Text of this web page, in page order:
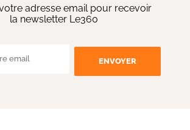
adresse email pour recevoir
la newsletter Le360
ENVOYER